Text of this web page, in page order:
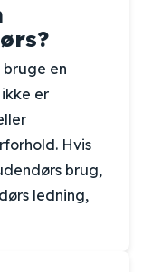
en
er
Hvis
brug,
ledning,